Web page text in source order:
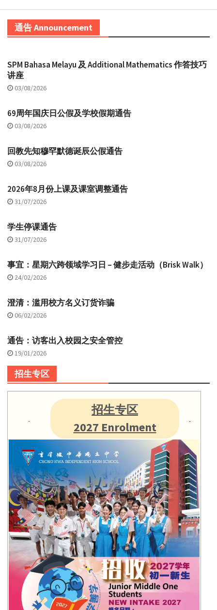
通告 Announcement
SPM Bahasa Melayu 及 Additional Mathematics 作答技巧
讲座
03/08/2026
69周年国庆日公假及学校假期通告
03/08/2026
回教先知穆罕默德诞辰公假通告
03/08/2026
2026年8月份上课及课室调整通告
31/07/2026
学生停课通告
31/07/2026
事宜：星期六跨领域学习日 – 健步走活动（Brisk Walk）
24/02/2026
澄清：滥用校方名义订货诈骗
06/02/2026
通告：访客出入校园之安全管控
19/01/2026
招生专区
招生专区
2027 Enrolment